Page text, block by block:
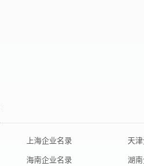
上海企业名录 天
海南企业名录 湖